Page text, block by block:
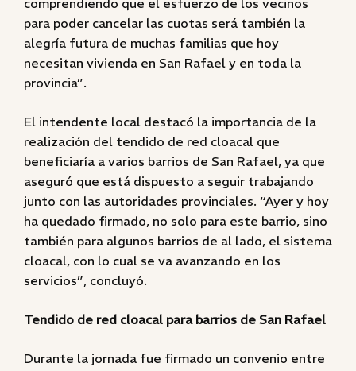
comprendiendo que el esfuerzo de los vecinos
para poder cancelar las cuotas será también la
alegría futura de muchas familias que hoy
necesitan vivienda en San Rafael y en toda la
provincia”.
El intendente local destacó la importancia de la
realización del tendido de red cloacal que
beneficiaría a varios barrios de San Rafael, ya que
aseguró que está dispuesto a seguir trabajando
junto con las autoridades provinciales. “Ayer y hoy
ha quedado firmado, no solo para este barrio, sino
también para algunos barrios de al lado, el sistema
cloacal, con lo cual se va avanzando en los
servicios”, concluyó.
Tendido de red cloacal para barrios de San Rafael
Durante la jornada fue firmado un convenio entre